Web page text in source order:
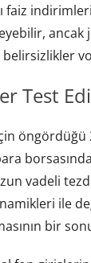
faiz
ancak
Test
vadeli
ile
bir